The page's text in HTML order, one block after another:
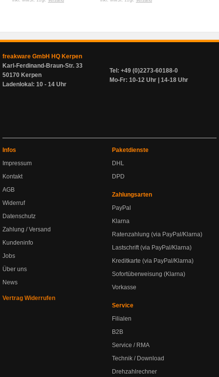
freakware GmbH HQ Kerpen
Karl-Ferdinand-Braun-Str. 33
50170 Kerpen
Ladenlokal: 10 - 14 Uhr
Tel: +49 (0)2273-60188-0
Mo-Fr: 10-12 Uhr | 14-18 Uhr
Infos
Impressum
Kontakt
AGB
Widerruf
Datenschutz
Zahlung / Versand
Kundeninfo
Jobs
Über uns
News
Vertrag Widerrufen
Paketdienste
DHL
DPD
Zahlungsarten
PayPal
Klarna
Ratenzahlung (via PayPal/Klarna)
Lastschrift (via PayPal/Klarna)
Kreditkarte (via PayPal/Klarna)
Sofortüberweisung (Klarna)
Vorkasse
Service
Filialen
B2B
Service / RMA
Technik / Download
Drehzahlrechner